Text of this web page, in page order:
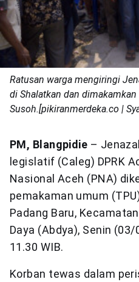
Ratusan warga mengiringi
di Shalatkan dan dimakamkan
Susoh.[pikiranmerdeka.co |
PM, Blangpidie –
legislatif (Caleg) DPRK
Nasional Aceh (PNA)
pemakaman umum
Padang Baru,
Daya (Abdya), Senin
11.30 WIB.
Korban tewas dalam